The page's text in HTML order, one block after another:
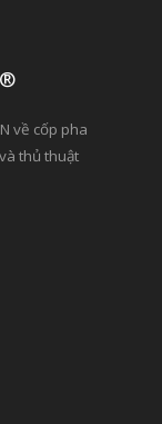
về cốp pha
thủ thuật